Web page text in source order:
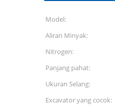
Model:
Aliran Minyak:
Nitrogen:
Panjang pahat:
Ukuran Selang:
Excavator yang cocok: